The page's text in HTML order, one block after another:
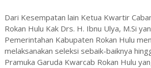
Dari Kesempatan lain Ketua Kwartir
Rokan Hulu Kak Drs. H. Ibnu Ulya, M.Si
Pemerintahan Kabupaten Rokan Hulu
melaksanakan seleksi sebaik-baiknya
Pramuka Garuda Kwarcab Rokan Hulu